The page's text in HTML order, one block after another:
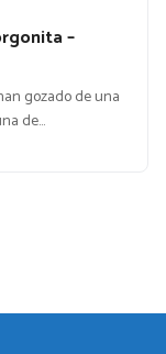
–
gozado de una
de…